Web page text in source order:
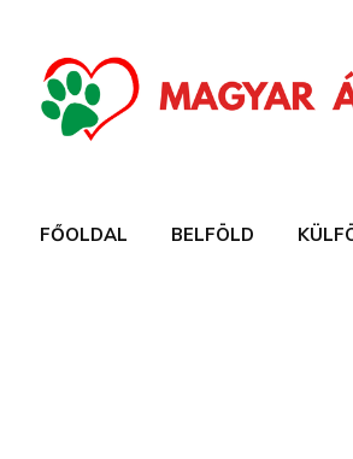
FŐOLDAL BELFÖLD